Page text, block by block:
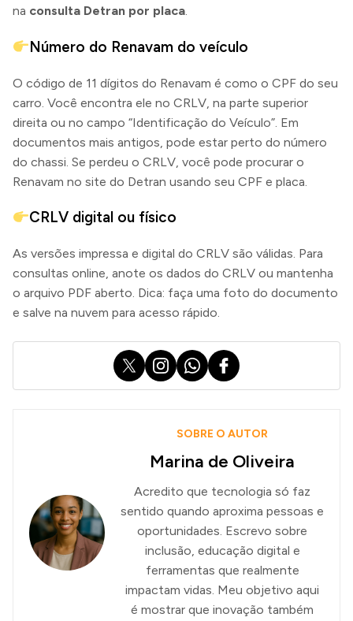
na consulta Detran por placa.
Número do Renavam do veículo
O código de 11 dígitos do Renavam é como o CPF do seu
carro. Você encontra ele no CRLV, na parte superior
direita ou no campo “Identificação do Veículo”. Em
documentos mais antigos, pode estar perto do número
do chassi. Se perdeu o CRLV, você pode procurar o
Renavam no site do Detran usando seu CPF e placa.
CRLV digital ou físico
As versões impressa e digital do CRLV são válidas. Para
consultas online, anote os dados do CRLV ou mantenha
o arquivo PDF aberto. Dica: faça uma foto do documento
e salve na nuvem para acesso rápido.
X InstagramWhatsApp
Facebook
SOBRE O AUTOR
Marina de Oliveira
Acredito que tecnologia só faz
sentido quando aproxima pessoas e
oportunidades. Escrevo sobre
inclusão, educação digital e
ferramentas que realmente
impactam vidas. Meu objetivo aqui
é mostrar que inovação também